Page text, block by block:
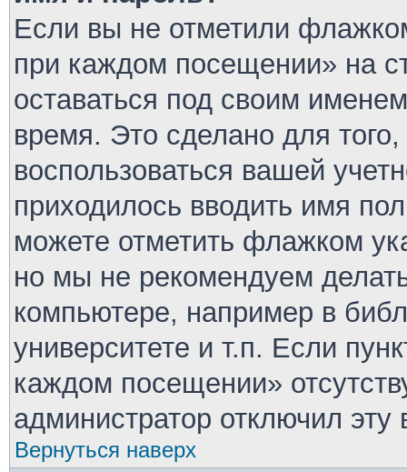
Если вы не отметили
при каждом посещении» на
оставаться под своим
время. Это сделано для
воспользоваться вашей
приходилось вводить имя
можете отметить флажком
но мы не рекомендуем
компьютере, например в
университете и т.п. Если
каждом посещении»
администратор отключил эту
Вернуться наверх